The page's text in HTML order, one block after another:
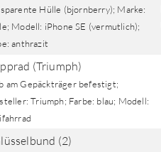
Hülle (bjornberry); Marke:
Modell: iPhone SE (vermutlich);
anthrazit
(Triumph)
am Gepäckträger befestigt;
Triumph; Farbe: blau; Modell:
(2)